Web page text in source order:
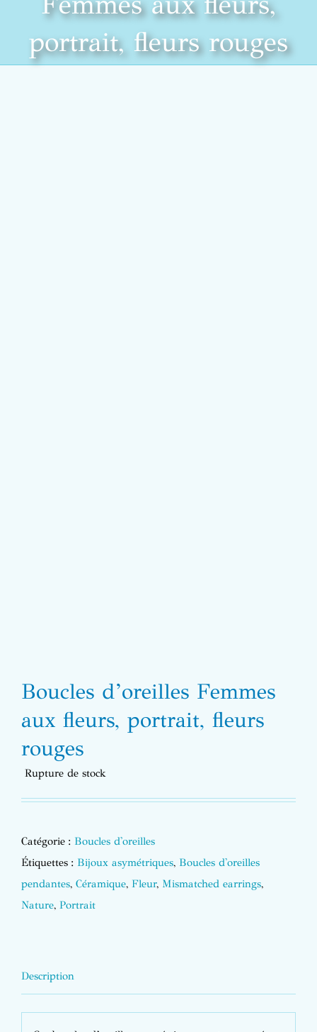
portrait, fleurs rouges
Boucles d’oreilles Femmes
aux fleurs, portrait, fleurs
rouges
Rupture de stock
Catégorie : Boucles d'oreilles
Étiquettes : Bijoux asymétriques, Boucles d'oreilles
pendantes, Céramique, Fleur, Mismatched earrings,
Nature, Portrait
Description